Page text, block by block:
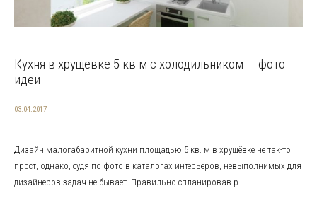
Кухня в хрущевке 5 кв м с холодильником — фото
идеи
03.04.2017
Дизайн малогабаритной кухни площадью 5 кв. м в хрущёвке не так-то
прост, однако, судя по фото в каталогах интерьеров, невыполнимых для
дизайнеров задач не бывает. Правильно спланировав р...